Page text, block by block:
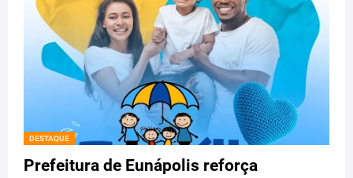
DESTAQUE
Prefeitura de Eunápolis reforça